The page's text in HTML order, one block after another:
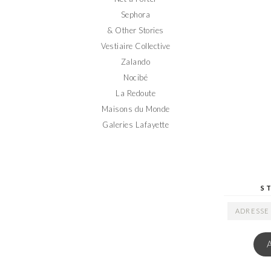
Sephora
& Other Stories
Vestiaire Collective
Zalando
Nocibé
La Redoute
Maisons du Monde
Galeries Lafayette
ADRESSE